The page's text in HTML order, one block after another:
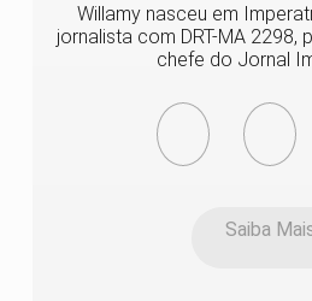
Willamy nasceu em
jornalista com DRT-MA 2298,
chefe do Jornal
Saiba